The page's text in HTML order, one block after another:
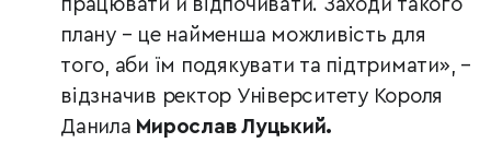
працювати й відпочивати. Заходи такого
плану – це найменша можливість для
того, аби їм подякувати та підтримати», –
відзначив ректор Університету Короля
Данила Мирослав Луцький.